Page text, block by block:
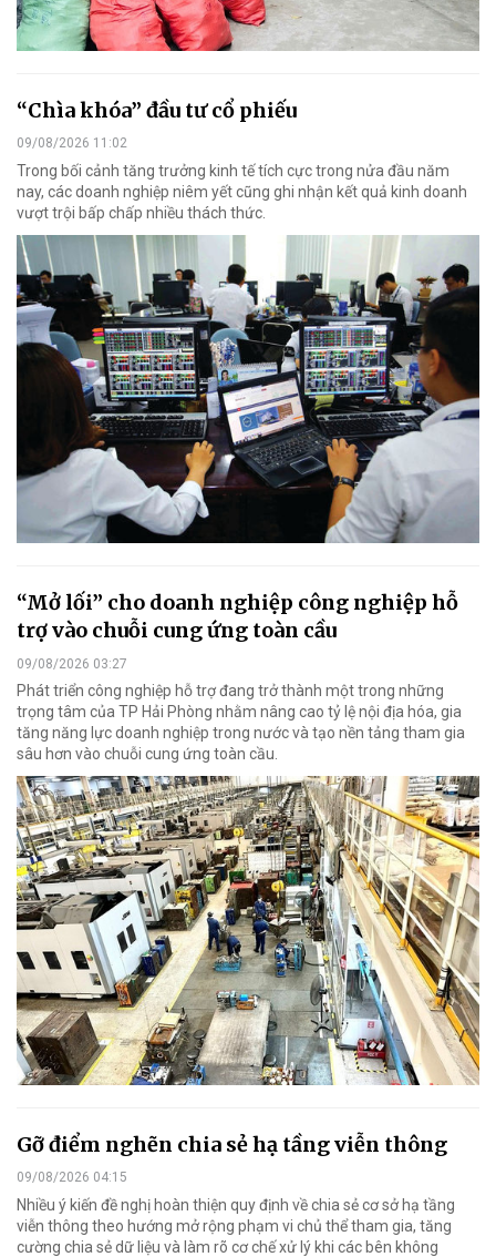
“Chìa khóa” đầu tư cổ phiếu
09/08/2026 11:02
Trong bối cảnh tăng trưởng kinh tế tích cực trong nửa đầu năm
nay, các doanh nghiệp niêm yết cũng ghi nhận kết quả kinh doanh
vượt trội bấp chấp nhiều thách thức.
“Mở lối” cho doanh nghiệp công nghiệp hỗ
trợ vào chuỗi cung ứng toàn cầu
09/08/2026 03:27
Phát triển công nghiệp hỗ trợ đang trở thành một trong những
trọng tâm của TP Hải Phòng nhằm nâng cao tỷ lệ nội địa hóa, gia
tăng năng lực doanh nghiệp trong nước và tạo nền tảng tham gia
sâu hơn vào chuỗi cung ứng toàn cầu.
Gỡ điểm nghẽn chia sẻ hạ tầng viễn thông
09/08/2026 04:15
Nhiều ý kiến đề nghị hoàn thiện quy định về chia sẻ cơ sở hạ tầng
viễn thông theo hướng mở rộng phạm vi chủ thể tham gia, tăng
cường chia sẻ dữ liệu và làm rõ cơ chế xử lý khi các bên không